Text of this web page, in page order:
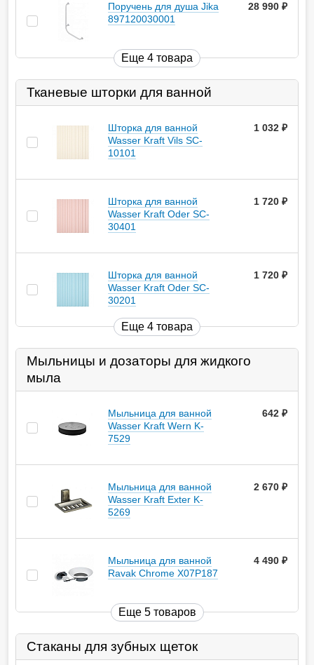
Поручень для душа Jika
897120030001
28 990
Еще 4 товара
Тканевые шторки для ванной
Шторка для ванной
Wasser Kraft Vils SC-
10101
1 032
Шторка для ванной
Wasser Kraft Oder SC-
30401
1 720
Шторка для ванной
Wasser Kraft Oder SC-
30201
1 720
Еще 4 товара
Мыльницы и дозаторы для жидкого
мыла
Мыльница для ванной
Wasser Kraft Wern K-
7529
642
Мыльница для ванной
Wasser Kraft Exter K-
5269
2 670
Мыльница для ванной
Ravak Chrome X07P187
4 490
Еще 5 товаров
Стаканы для зубных щеток